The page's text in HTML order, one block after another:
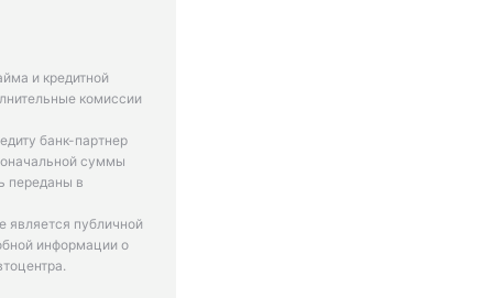
и кредитной
комиссии
банк-партнер
суммы
переданы в
является публичной
информации о